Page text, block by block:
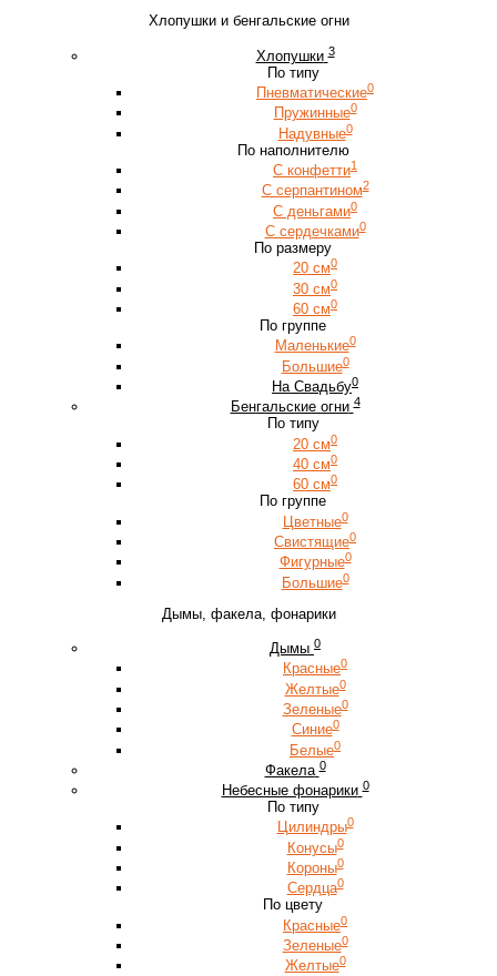
Хлопушки и бенгальские огни
Хлопушки 3
По типу
Пневматические0
Пружинные0
Надувные0
По наполнителю
С конфетти1
С серпантином2
С деньгами0
С сердечками0
По размеру
20 см0
30 см0
60 см0
По группе
Маленькие0
Большие0
На Свадьбу0
Бенгальские огни 4
По типу
20 см0
40 см0
60 см0
По группе
Цветные0
Свистящие0
Фигурные0
Большие0
Дымы, факела, фонарики
Дымы 0
Красные0
Желтые0
Зеленые0
Синие0
Белые0
Факела 0
Небесные фонарики 0
По типу
Цилиндры0
Конусы0
Короны0
Сердца0
По цвету
Красные0
Зеленые0
Желтые0